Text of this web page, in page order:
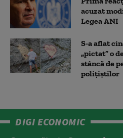
acuzat
Legea ANI
S-a aflat
„pictat” o
stâncă de
polițiștilor
DIGI ECONOMIC